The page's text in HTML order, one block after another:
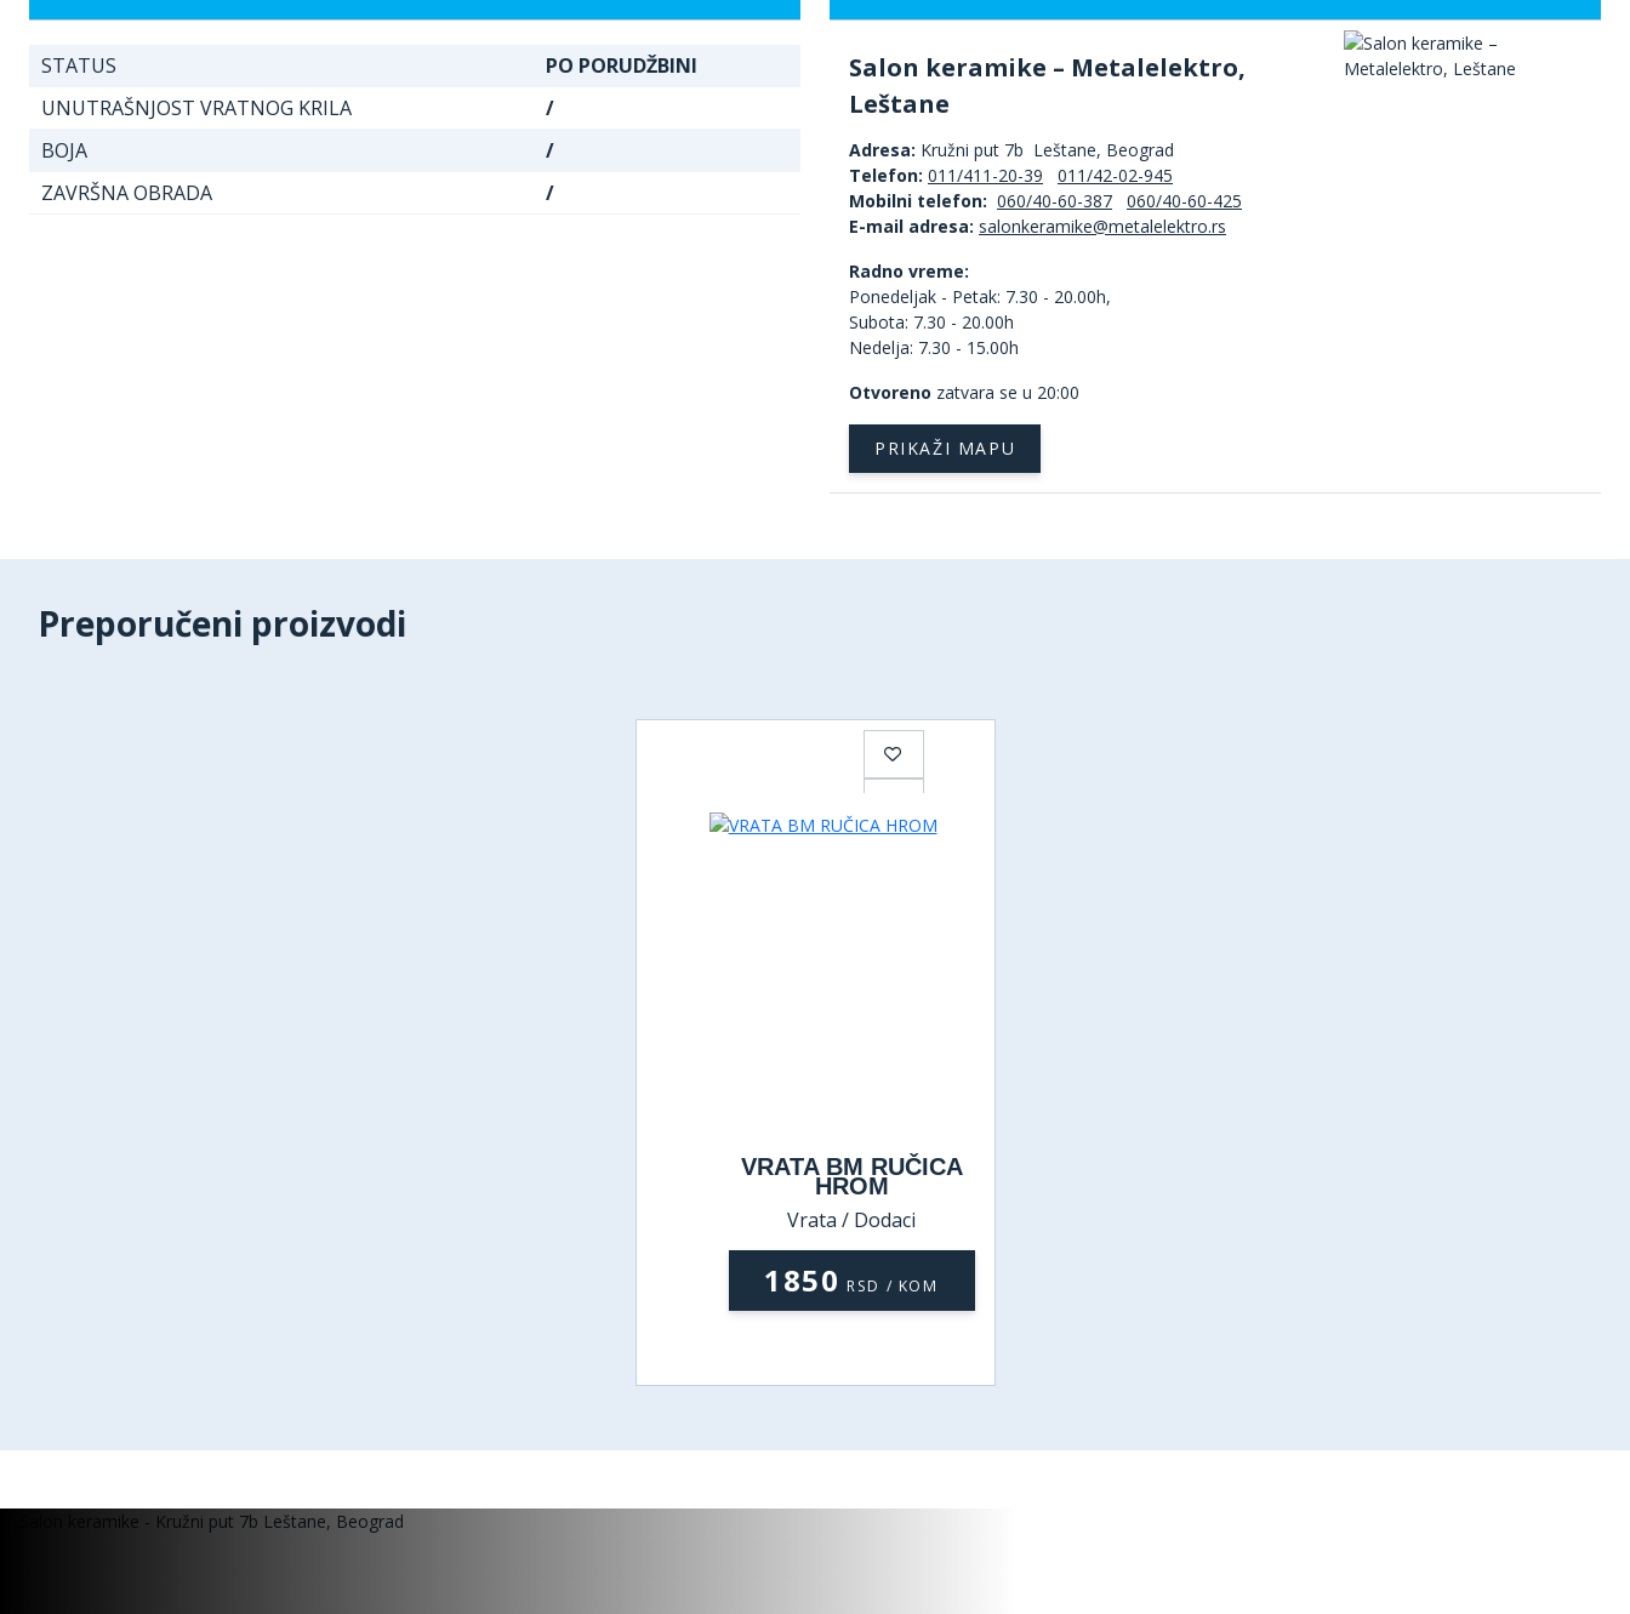
STATUS
PO PORUDŽBINI
UNUTRAŠNJOST VRATNOG KRILA
/
BOJA
/
ZAVRŠNA OBRADA
/
Salon keramike – Metalelektro,
Leštane
Adresa: Kružni put 7b Leštane, Beograd
Telefon: 011/411-20-39
011/42-02-945
Mobilni telefon: 060/40-60-387
060/40-60-425
E-mail adresa:
Radno vreme:
Ponedeljak - Petak: 7.30 - 20.00h,
Subota: 7.30 - 20.00h
Nedelja: 7.30 - 15.00h
Otvoreno zatvara se u 20:00
PRIKAŽI MAPU
Preporučeni proizvodi
VRATA BM RUČICA
HROM
Vrata / Dodaci
1850 RSD / KOM